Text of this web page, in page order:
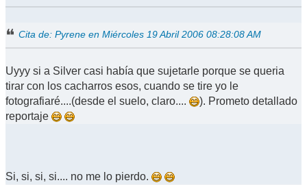
Cita de: Pyrene en Miércoles 19 Abril 2006 08:28:08 AM
Uyyy si a Silver casi había que sujetarle porque se queria
tirar con los cacharros esos, cuando se tire yo le
fotografiaré....(desde el suelo, claro....
). Prometo detallado
reportaje
Si, si, si, si.... no me lo pierdo.